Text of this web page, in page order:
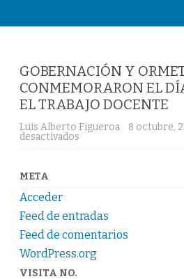
GOBERNACIÓN Y
CONMEMORARON EL
EL TRABAJO DOCENTE
Luis Alberto Figueroa 8 octubre,
desactivados
A
I
N
META
Acceder
Feed de entradas
Feed de comentarios
WordPress.org
VISITA NO.